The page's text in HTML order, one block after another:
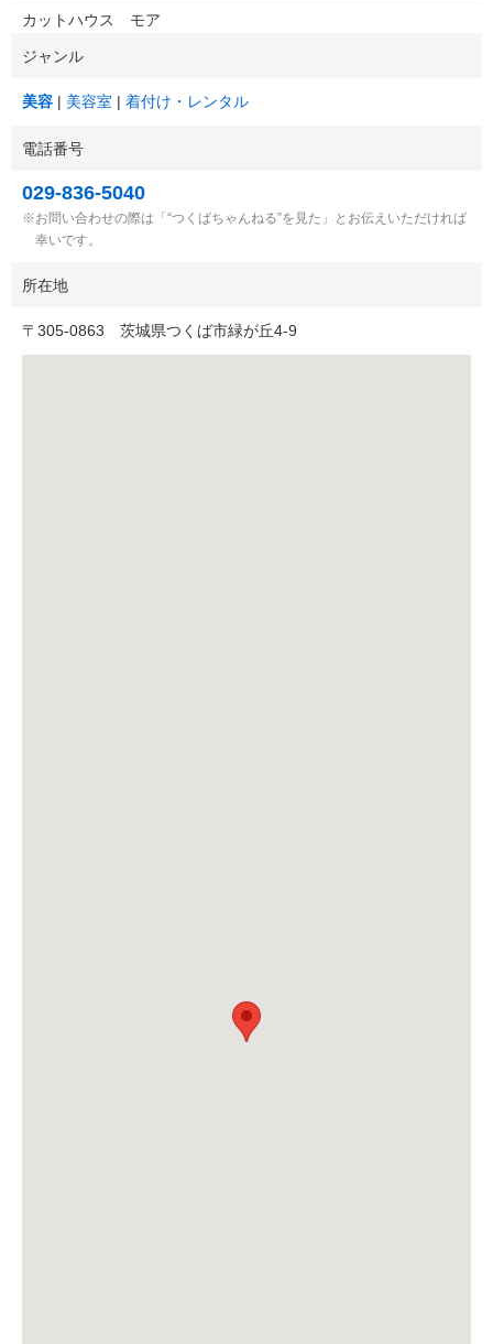
カットハウス モア
ジャンル
美容 美容室 着付け・レンタル
電話番号
029-836-5040
お問い合わせの際は「“つくばちゃんねる”を見た」とお伝えいただければ
幸いです。
所在地
〒 305-0863 茨城県つくば市緑が丘4-9